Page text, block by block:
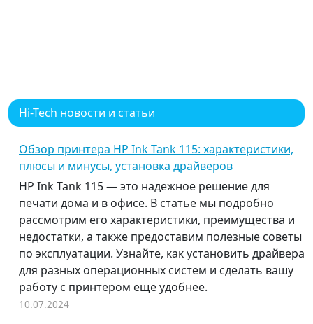
Hi-Tech новости и статьи
Обзор принтера HP Ink Tank 115: характеристики,
плюсы и минусы, установка драйверов
HP Ink Tank 115 — это надежное решение для
печати дома и в офисе. В статье мы подробно
рассмотрим его характеристики, преимущества и
недостатки, а также предоставим полезные советы
по эксплуатации. Узнайте, как установить драйвера
для разных операционных систем и сделать вашу
работу с принтером еще удобнее.
10.07.2024